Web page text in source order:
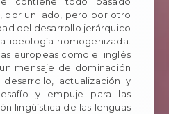
por un lado, pero por otro
del desarrollo jerárquico
ideología homogenizada.
europeas como el inglés
mensaje de dominación
actualización y
y empuje para las
lingüística de las lenguas